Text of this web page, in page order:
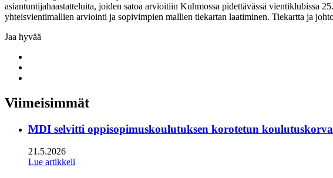
asiantuntijahaastatteluita, joiden satoa arvioitiin Kuhmossa pidettävässä vientiklubissa
yhteisvientimallien arviointi ja sopivimpien mallien tiekartan laatiminen. Tiekartta ja
Jaa hyvää
twitter
Viimeisimmät
MDI selvitti oppisopimuskoulutuksen korotetun
21.5.2026
Lue artikkeli